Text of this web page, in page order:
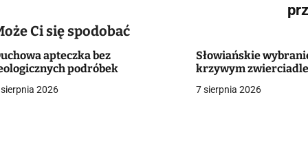
Ci się spodobać
apteczka bez
podróbek
2026
Słowiańskie
krzywym
7 sierpnia 2026